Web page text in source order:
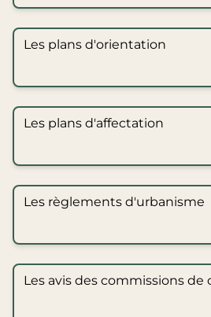
Les plans d'orientation
Les plans d'affectation
Les règlements d'urbanisme
Les avis des commissions